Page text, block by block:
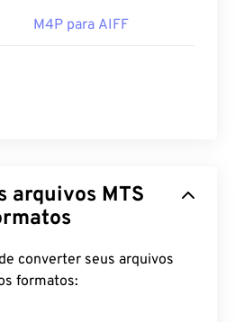
M4P para AIFF
MTS
converter seus arquivos
formatos: